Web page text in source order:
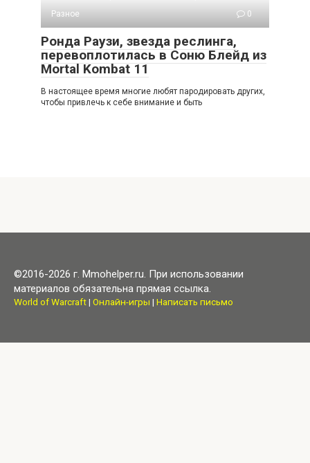
Разное
0
Ронда Раузи, звезда реслинга,
перевоплотилась в Соню Блейд из
Mortal Kombat 11
В настоящее время многие любят пародировать других,
чтобы привлечь к себе внимание и быть
©2016-2026 г. Mmohelper.ru. При использовании
материалов обязательна прямая ссылка.
World of Warcraft| Онлайн-игры | Написать письмо